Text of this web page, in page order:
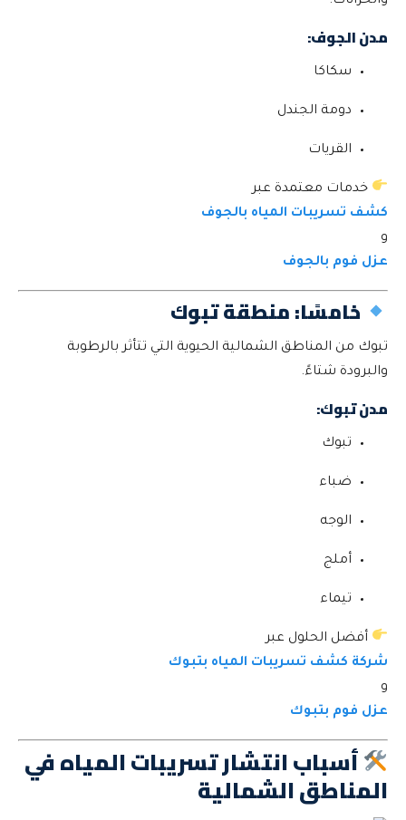
مدن الجوف:
سكاكا
دومة الجندل
القريات
خدمات معتمدة عبر
كشف تسريبات المياه بالجوف
و
عزل فوم بالجوف
خامسًا: منطقة تبوك
تبوك من المناطق الشمالية الحيوية التي تتأثر بالرطوبة
والبرودة شتاءً.
مدن تبوك:
تبوك
ضباء
الوجه
أملج
تيماء
أفضل الحلول عبر
شركة كشف تسريبات المياه بتبوك
و
عزل فوم بتبوك
أسباب انتشار تسريبات المياه في
المناطق الشمالية